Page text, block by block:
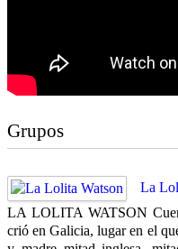
Grupos
La
LA LOLITA WATSON
crió en Galicia, lugar en el